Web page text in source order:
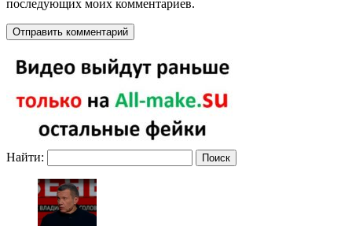
последующих моих комментариев.
Найти: